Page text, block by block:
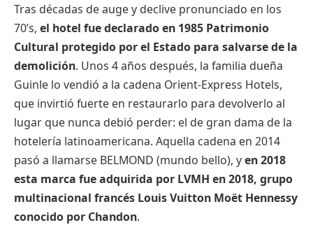
Tras décadas de auge y declive pronunciado en los
70’s, el hotel fue declarado en 1985 Patrimonio
Cultural protegido por el Estado para salvarse de la
demolición. Unos 4 años después, la familia dueña
Guinle lo vendió a la cadena Orient-Express Hotels,
que invirtió fuerte en restaurarlo para devolverlo al
lugar que nunca debió perder: el de gran dama de la
hotelería latinoamericana. Aquella cadena en 2014
pasó a llamarse BELMOND (mundo bello), yen 2018
esta marca fue adquirida por LVMH en 2018, grupo
multinacional francés Louis Vuitton Moët Hennessy
conocido por Chandon.